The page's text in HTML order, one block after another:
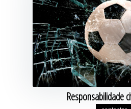
Responsabilidade